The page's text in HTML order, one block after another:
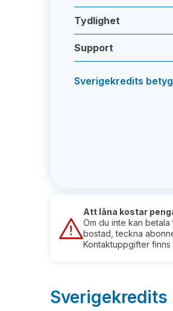
Tydlighet
Support
Sverigekredits
Att låna kostar
Om du inte kan
bostad, teckna
Kontaktuppgifter finns
Sverigekredits